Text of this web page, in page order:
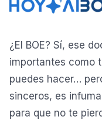
¿El BOE? Sí, ese
importantes como
puedes hacer…
sinceros, es
para que no te